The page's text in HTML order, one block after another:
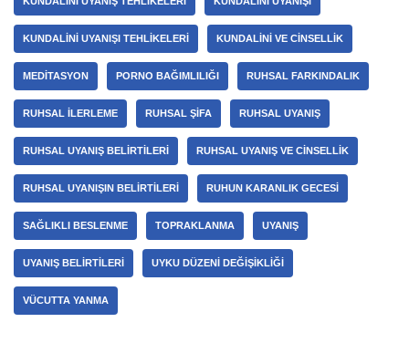
KUNDALINI UYANIŞI TEHLIKELERI KUNDALINI VE CINSELLIK
MEDITASYON PORNO BAĞIMLILIĞI RUHSAL FARKINDALIK
RUHSAL ILERLEME RUHSAL ŞIFA RUHSAL UYANIŞ
RUHSAL UYANIŞ BELIRTILERI RUHSAL UYANIŞ VE CINSELLIK
RUHSAL UYANIŞIN BELIRTILERI RUHUN KARANLIK GECESI
SAĞLIKLI BESLENME TOPRAKLANMA UYANIŞ
UYANIŞ BELIRTILERI UYKU DÜZENI DEĞIŞIKLIĞI
VÜCUTTA YANMA